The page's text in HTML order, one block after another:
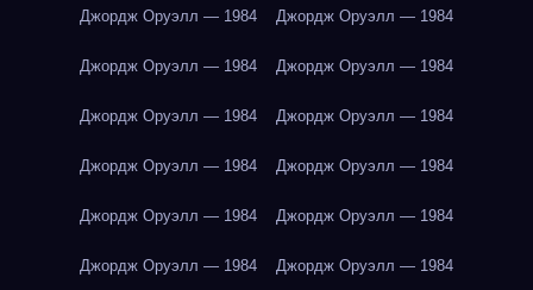
Джордж Оруэлл — 1984 Джордж Оруэлл — 1984
Джордж Оруэлл — 1984 Джордж Оруэлл — 1984
Джордж Оруэлл — 1984 Джордж Оруэлл — 1984
Джордж Оруэлл — 1984 Джордж Оруэлл — 1984
Джордж Оруэлл — 1984 Джордж Оруэлл — 1984
Джордж Оруэлл — 1984 Джордж Оруэлл — 1984